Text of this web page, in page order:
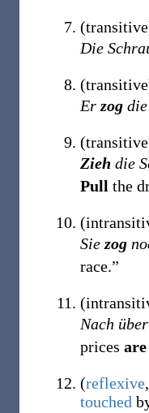
(transitive
Die
(transitive
Er zog
(transitive
Zieh die
Pull the
(
Sie zog
race.”
(
Nach
prices
(reflexive,
touched